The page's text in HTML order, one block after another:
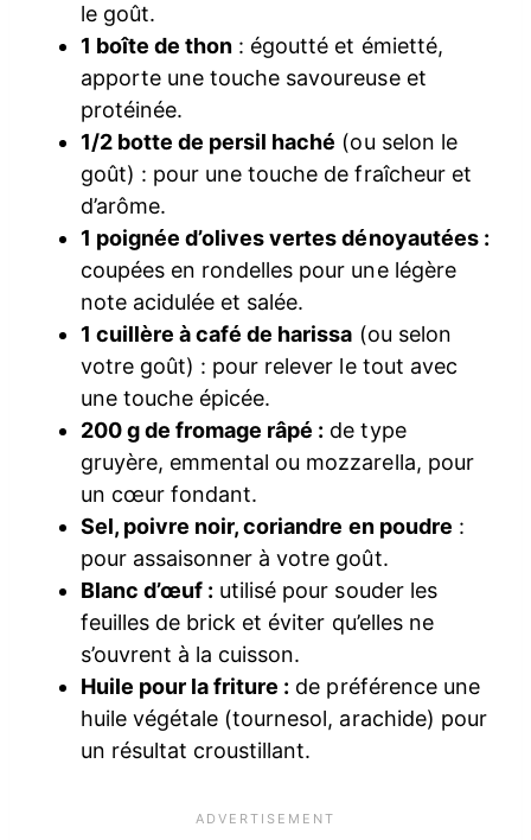
le goût.
1 boîte de thon : égoutté et émietté,
apporte une touche savoureuse et
protéinée.
1/2 botte de persil haché (ou selon le
goût) : pour une touche de fraîcheur et
d’arôme.
1 poignée d’olives vertes dénoyautées :
coupées en rondelles pour une légère
note acidulée et salée.
1 cuillère à café de harissa (ou selon
votre goût) : pour relever le tout avec
une touche épicée.
200 g de fromage râpé : de type
gruyère, emmental ou mozzarella, pour
un cœur fondant.
Sel, poivre noir, coriandre en poudre :
pour assaisonner à votre goût.
Blanc d’œuf : utilisé pour souder les
feuilles de brick et éviter qu’elles ne
s’ouvrent à la cuisson.
Huile pour la friture : de préférence une
huile végétale (tournesol, arachide) pour
un résultat croustillant.